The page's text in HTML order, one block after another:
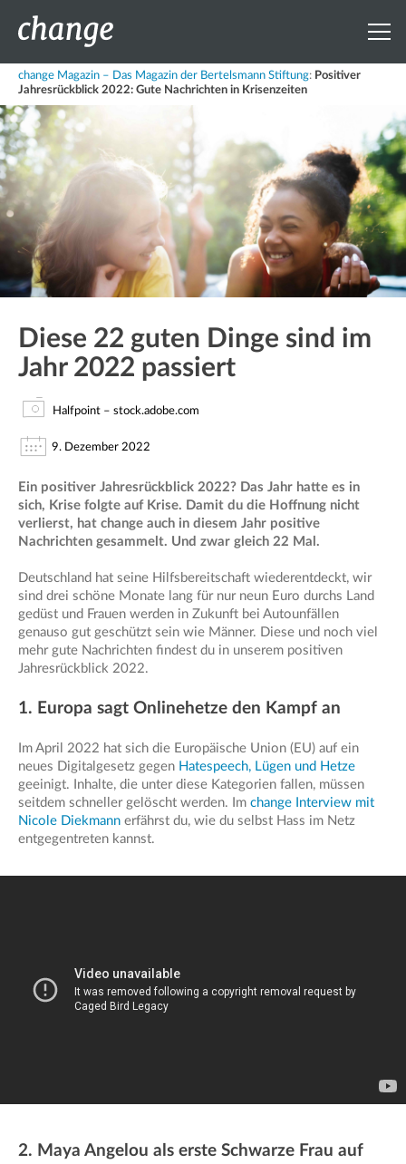
change Magazin – Das Magazin der Bertelsmann Stiftung: Positiver
Jahresrückblick 2022: Gute Nachrichten in Krisenzeiten
Diese 22 guten Dinge sind im
Jahr 2022 passiert
Halfpoint – stock.adobe.com
9. Dezember 2022
Ein positiver Jahresrückblick 2022? Das Jahr hatte es in
sich, Krise folgte auf Krise. Damit du die Hoffnung nicht
verlierst, hat change auch in diesem Jahr positive
Nachrichten gesammelt. Und zwar gleich 22 Mal.
Deutschland hat seine Hilfsbereitschaft wiederentdeckt, wir
sind drei schöne Monate lang für nur neun Euro durchs Land
gedüst und Frauen werden in Zukunft bei Autounfällen
genauso gut geschützt sein wie Männer. Diese und noch viel
mehr gute Nachrichten findest du in unserem positiven
Jahresrückblick 2022.
1. Europa sagt Onlinehetze den Kampf an
Im April 2022 hat sich die Europäische Union (EU) auf ein
neues Digitalgesetz gegen Hatespeech, Lügen und Hetze
geeinigt. Inhalte, die unter diese Kategorien fallen, müssen
seitdem schneller gelöscht werden. Im change Interview mit
Nicole Diekmann erfährst du, wie du selbst Hass im Netz
entgegentreten kannst.
2. Maya Angelou als erste Schwarze Frau auf